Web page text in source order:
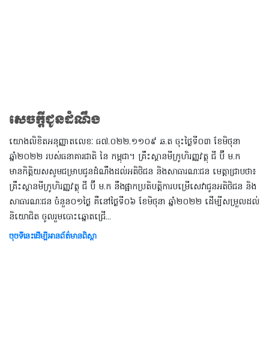
សេចក្ដីជូនដំណឹង
យោងលិខិតអនុញ្ញាតលេខៈ ធ៧.០២២.១១០៩ ឆ.ត ចុះថ្ងៃទី០៣ ខែមិថុនា
ឆ្នាំ២០២២ របស់ធនាគារជាតិ នៃ កម្ពុជា។ គ្រឹះស្ថានមីក្រូហិរញ្ញវត្ថុ ជី ប៊ី ម.ក
មានកិតិ្តយសសូមជម្រាបជូនដំណឹងដល់អតិថិជន និងសាធារណៈជន មេត្តាជ្រាបថា៖
គ្រឹះស្ថានមីក្រូហិរញ្ញវត្ថុ ជី ប៊ី ម.ក នឹងផ្អាកប្រតិបត្តិការបម្រើសេវាជូនអតិថិជន និង
សាធារណៈជន ចំនួន០១ថ្ងៃ គឺនៅថ្ងៃទី០៦ ខែមិថុនា ឆ្នាំ២០២២ ដើម្បីសម្រួលដល់
និយោជិត ចូលរួមបោះឆ្នោតជ្រើ...
ចុចទីនេះដើម្បីអានព័ត៌មានពិស្តា